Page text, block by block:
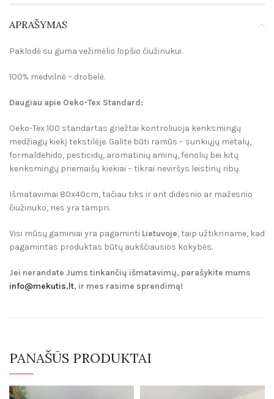
APRAŠYMAS
Paklodė su guma vežimėlio lopšio čiužinukui.
100% medvilnė – drobelė.
Daugiau apie Oeko-Tex Standard:
Oeko-Tex 100 standartas griežtai kontroliuoja kenksmingų
medžiagų kiekį tekstilėje. Galite būti ramūs – sunkiųjų metalų,
formaldehido, pesticidų, aromatinių aminų, fenolių bei kitų
kenksmingų priemaišų kiekiai – tikrai neviršys leistinų ribų.
Išmatavimai 80x40cm, tačiau tiks ir ant didesnio ar mažesnio
čiužinuko, nes yra tampri.
Visi mūsų gaminiai yra pagaminti Lietuvoje, taip užtikriname, kad
pagamintas produktas būtų aukščiausios kokybės.
Jei nerandate Jums tinkančių išmatavimų, parašykite mums
info@mekutis.lt, ir mes rasime sprendimą!
PANAŠŪS PRODUKTAI